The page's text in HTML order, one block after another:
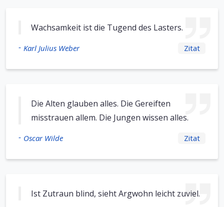
Wachsamkeit ist die Tugend des Lasters.
- Karl Julius Weber Zitat
Die Alten glauben alles. Die Gereiften
misstrauen allem. Die Jungen wissen alles.
- Oscar Wilde Zitat
Ist Zutraun blind, sieht Argwohn leicht zuviel.